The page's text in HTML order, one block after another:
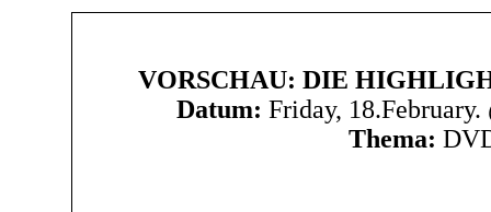
VORSCHAU: DIE
Datum: Friday,
Thema: